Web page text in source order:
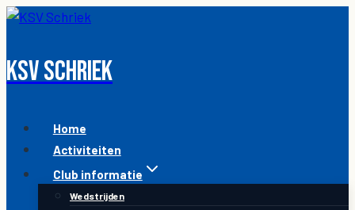
Skip
content
KSV Schriek
Home
Activiteiten
Club informatie
Wedstrijden